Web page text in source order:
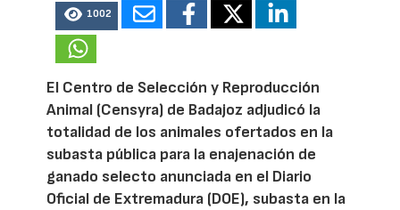
1002
El Centro de Selección y Reproducción
Animal (Censyra) de Badajoz adjudicó la
totalidad de los animales ofertados en la
subasta pública para la enajenación de
ganado selecto anunciada en el Diario
Oficial de Extremadura (DOE), subasta en la